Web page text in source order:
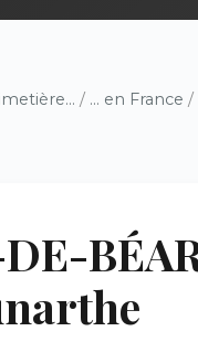
/ ... en France /